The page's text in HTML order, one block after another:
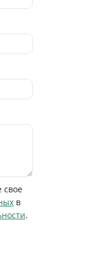
свое
в
.